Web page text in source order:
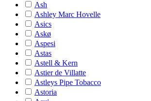
Ash
Ashley Marc Hovelle
Asics
Askø
Aspesi
Astas
Astell & Kern
Astier de Villatte
Astleys Pipe Tobacco
Astoria